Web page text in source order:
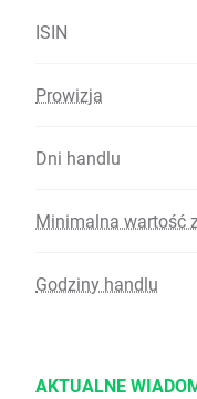
ISIN
Prowizja
Dni handlu
Minimalna wartość
Godziny handlu
AKTUALNE